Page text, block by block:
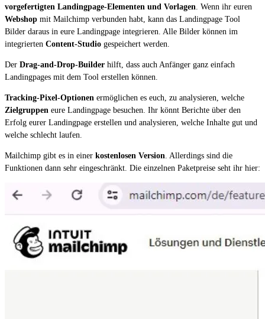
vorgefertigten Landingpage-Elementen und Vorlagen . Wenn ihr euren
Webshop mit Mailchimp verbunden habt, kann das Landingpage Tool
Bilder daraus in eure Landingpage integrieren. Alle Bilder können im
integrierten Content-Studio gespeichert werden.
Der Drag-and-Drop-Builder hilft, dass auch Anfänger ganz einfach
Landingpages mit dem Tool erstellen können.
Tracking-Pixel-Optionen ermöglichen es euch, zu analysieren, welche
Zielgruppen eure Landingpage besuchen. Ihr könnt Berichte über den
Erfolg eurer Landingpage erstellen und analysieren, welche Inhalte gut und
welche schlecht laufen.
Mailchimp gibt es in einer kostenlosen Version . Allerdings sind die
Funktionen dann sehr eingeschränkt. Die einzelnen Paketpreise seht ihr hier: